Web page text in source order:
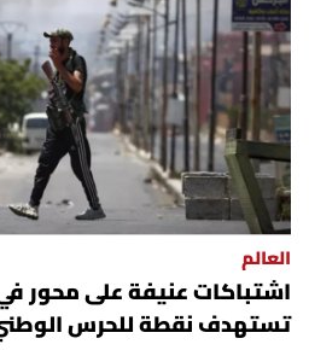
العالم
اشتباكات عنيفة على محور
تستهدف نقطة للحرس